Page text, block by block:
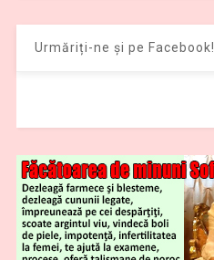
Urmăriți-ne și pe Facebook!